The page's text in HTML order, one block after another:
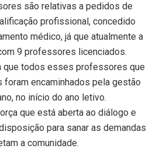
são relativas a pedidos de
profissional, concedido
médico, já que atualmente a
9 professores licenciados.
que todos esses professores que
encaminhados pela gestão
no início do ano letivo.
que está aberta ao diálogo e
para sanar as demandas
a comunidade.